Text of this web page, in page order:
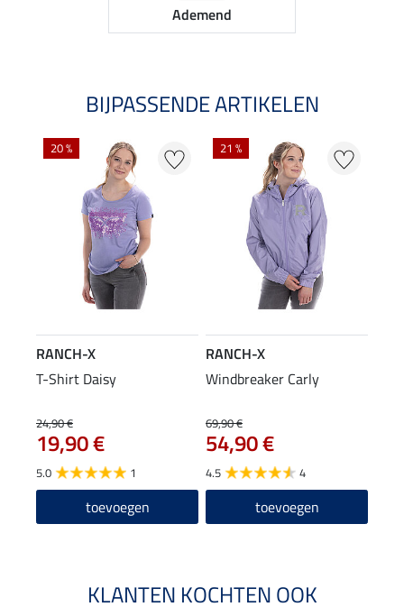
Ademend
BIJPASSENDE ARTIKELEN
20 %
RANCH-X
T-Shirt Daisy
24,90 €
19,90 €
5.0 1
toevoegen
21 %
RANCH-X
Windbreaker Carly
69,90 €
54,90 €
4.5 4
toevoegen
KLANTEN KOCHTEN OOK